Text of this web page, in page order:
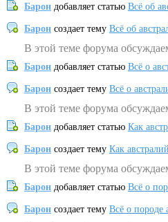
Барон добавляет статью Всё об
Барон создает тему Всё об
В этой теме форума
Барон добавляет статью Всё о
Барон создает тему Всё о
В этой теме форума
Барон добавляет статью Как
Барон создает тему Как
В этой теме форума
Барон добавляет статью Всё о
Барон создает тему Всё о породе